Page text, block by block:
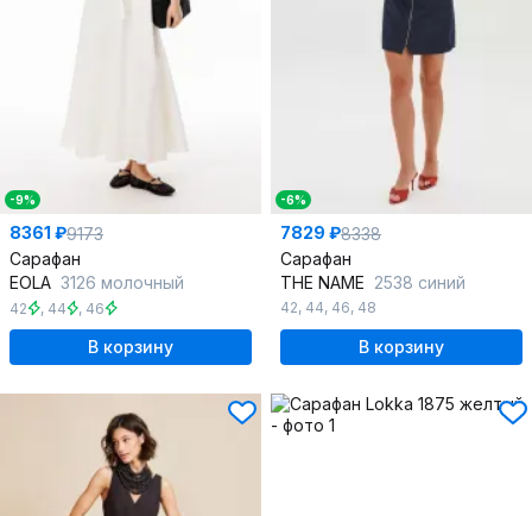
-9%
8361 ₽9173
Сарафан
EOLA 3126 молочный
42 , 44 , 46
В корзину
-6%
7829 ₽8338
Сарафан
THE NAME 2538 синий
42, 44, 46, 48
В корзину